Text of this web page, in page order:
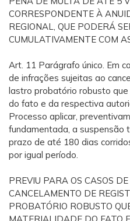
CORRESPONDENTE À
REGIONAL, QUE PODERÁ
CUMULATIVAMENTE COM
Art. 11 Parágrafo único. Em
de infrações sujeitas ao
lastro probatório robusto
do fato e da respectiva
Processo aplicar,
fundamentada, a suspensão
prazo de até 180 dias
por igual período.
PREVIU PARA OS CASOS
CANCELAMENTO DE
PROBATÓRIO ROBUSTO
MATERIALIDADE DO FATO